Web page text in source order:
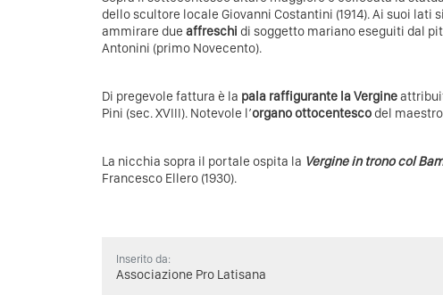
dello scultore locale Giovanni Costantini (1914). Ai suoi lati
ammirare due affreschi di soggetto mariano eseguiti dal
Antonini (primo Novecento).
Di pregevole fattura è la pala raffigurante la Vergine
Pini (sec. XVIII). Notevole l’organo ottocentescodel
La nicchia sopra il portale ospita la Vergine in trono col
Francesco Ellero (1930).
Inserito da:
Associazione Pro Latisana